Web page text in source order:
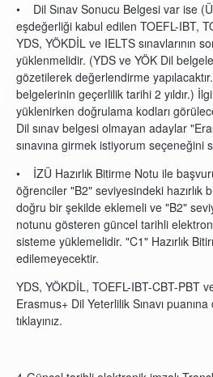
• Dil Sınav Sonucu Belgesi var ise
eşdeğerliği kabul edilen TOEFL-IBT,
YDS, YÖKDİL ve IELTS sınavlarının
yüklenmelidir. (YDS ve YÖK Dil
gözetilerek değerlendirme
belgelerinin geçerlilik tarihi 2 yıldır.)
yüklenirken doğrulama kodları
Dil sınav belgesi olmayan adaylar
sınavına girmek istiyorum seçeneğini
• İZÜ Hazırlık Bitirme Notu ile
öğrenciler "B2" seviyesindeki hazırlık
doğru bir şekilde eklemeli ve "B2"
notunu gösteren güncel tarihli
sisteme yüklemelidir. "C1" Hazırlık
edilemeyecektir.
YDS, YÖKDİL, TOEFL-IBT-CBT-PBT
Erasmus+ Dil Yeterlilik Sınavı
tıklayınız.